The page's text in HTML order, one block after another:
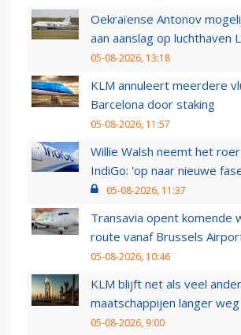
Oekraïense Antonov
aan aanslag op luchthaven
05-08-2026, 13:18
KLM annuleert meerdere
Barcelona door staking
05-08-2026, 11:57
Willie Walsh neemt het
IndiGo: 'op naar nieuwe
05-08-2026, 11:37
Transavia opent komende
route vanaf Brussels
05-08-2026, 10:46
KLM blijft net als veel
maatschappijen langer
05-08-2026, 9:00